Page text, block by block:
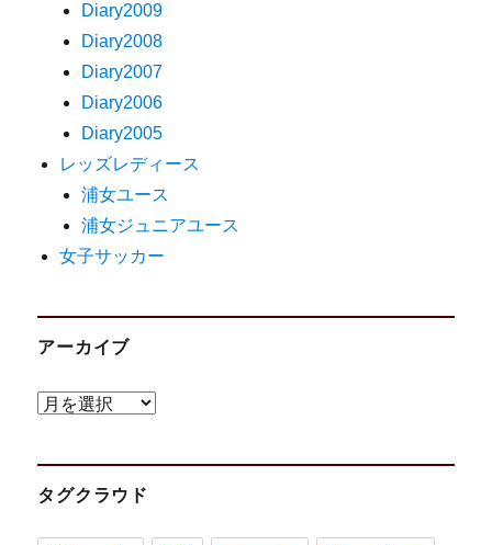
Diary2009
Diary2008
Diary2007
Diary2006
Diary2005
レッズレディース
浦女ユース
浦女ジュニアユース
女子サッカー
アーカイブ
ア
カ
イ
タグクラウド